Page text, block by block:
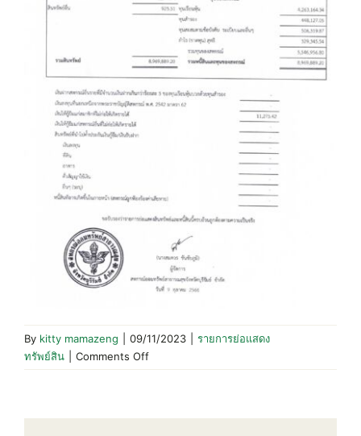
By kitty mamazeng 09/11/2023
รายการย่อแสดง
ทรัพย์สิน
Comments Offon
รายการ